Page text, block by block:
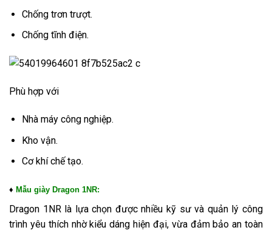
Chống trơn trượt.
Chống tĩnh điện.
Phù hợp với
Nhà máy công nghiệp.
Kho vận.
Cơ khí chế tạo.
♦ Mẫu giày Dragon 1NR:
Dragon 1NR là lựa chọn được nhiều kỹ sư và quản lý công
trình yêu thích nhờ kiểu dáng hiện đại, vừa đảm bảo an toàn